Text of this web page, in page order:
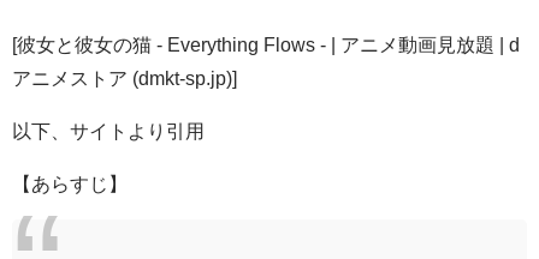
[彼女と彼女の猫 - Everything Flows - | アニメ動画見放題 | d
アニメストア (dmkt-sp.jp)]
以下、サイトより引用
【あらすじ】